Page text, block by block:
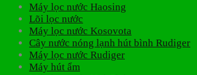
Máy lọc nước Haosing
Lõi lọc nước
Máy lọc nước Kosovota
Cây nước nóng lạnh hút bình Rudiger
Máy lọc nước Rudiger
Máy hút ẩm